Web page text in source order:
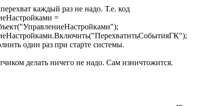
каждый раз не надо. Т.е. код
=
один раз при старте системы.
делать ничего не надо. Сам изничтожится.